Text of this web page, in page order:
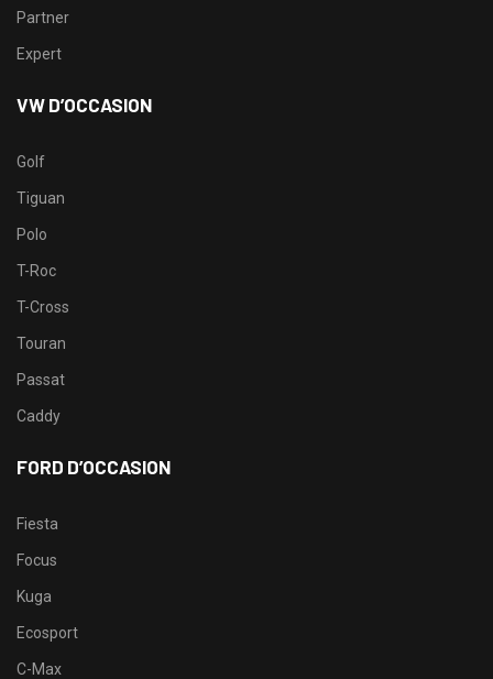
Partner
Expert
VW D’OCCASION
Golf
Tiguan
Polo
T-Roc
T-Cross
Touran
Passat
Caddy
FORD D’OCCASION
Fiesta
Focus
Kuga
Ecosport
C-Max